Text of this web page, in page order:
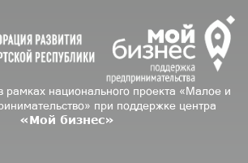
рамках национального проекта «Малое и
при поддержке центра
«Мой бизнес»